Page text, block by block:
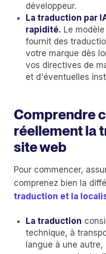
développeur.
La traduction par
rapidité. Le
fournit des
votre marque dès
vos directives de
et d'éventuelles
Comprendre
réellement la
site web
Pour commencer,
comprenez bien la
traduction et la
La traduction
technique, à
langue à une